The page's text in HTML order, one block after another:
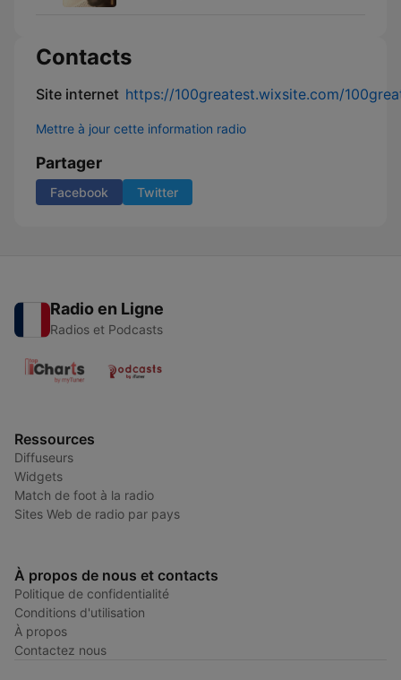
Contacts
Site internet https://100greatest.wixsite.com/
Mettre à jour cette information radio
Partager
Facebook Twitter
Radio en Ligne
Radios et Podcasts
Ressources
Diffuseurs
Widgets
Match de foot à la radio
Sites Web de radio par pays
À propos de nous et contacts
Politique de confidentialité
Conditions d'utilisation
À propos
Contactez nous